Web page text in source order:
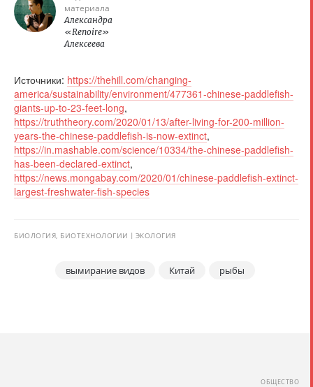
материала
Александра
«Renoire»
Алексеева
Источники: https://thehill.com/changing-
america/sustainability/environment/477361-chinese-paddlefish-
giants-up-to-23-feet-long,
https://truththeory.com/2020/01/13/after-living-for-200-million-
years-the-chinese-paddlefish-is-now-extinct,
https://in.mashable.com/science/10334/the-chinese-paddlefish-
has-been-declared-extinct,
https://news.mongabay.com/2020/01/chinese-paddlefish-extinct-
largest-freshwater-fish-species
БИОЛОГИЯ, БИОТЕХНОЛОГИИ ЭКОЛОГИЯ
вымирание видов Китай рыбы
ОБЩЕСТВО